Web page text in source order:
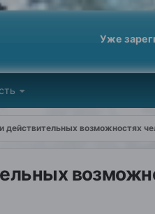
Уже
действительных возможностях